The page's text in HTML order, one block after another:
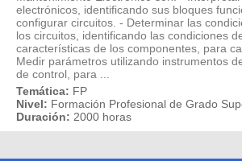
electrónicos, identificando sus bloques
configurar circuitos. - Determinar las
los circuitos, identificando las condiciones
características de los componentes, para
Medir parámetros utilizando instrumentos
de control, para ...
Temática: FP
Nivel: Formación Profesional de Grado
Duración: 2000 horas